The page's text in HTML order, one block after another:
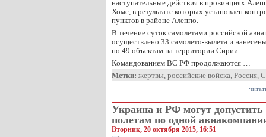
наступательные действия в провинциях
Хомс, в результате которых установлен
пунктов в районе Алеппо.
В течение суток самолетами российской
осуществлено 33 самолето-вылета и
по 49 объектам на территории Сирии.
Командованием ВС РФ продолжаются …
Метки: жертвы, российские войска, Россия,
Украина и РФ могут допустить
полетам по одной
Вторник, 20 октября 2015, 16:51